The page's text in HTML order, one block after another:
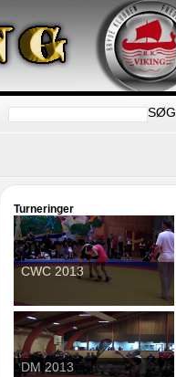
SØG
Turneringer
CWC 2013
DM 2013